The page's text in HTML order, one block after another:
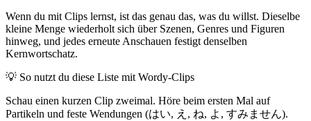
Wenn du mit Clips lernst, ist das genau das, was du willst. Dieselbe
kleine Menge wiederholt sich über Szenen, Genres und Figuren
hinweg, und jedes erneute Anschauen festigt denselben
Kernwortschatz.
💡 So nutzt du diese Liste mit Wordy-Clips
Schau einen kurzen Clip zweimal. Höre beim ersten Mal auf
Partikeln und feste Wendungen (はい, え, ね, よ, すみません).